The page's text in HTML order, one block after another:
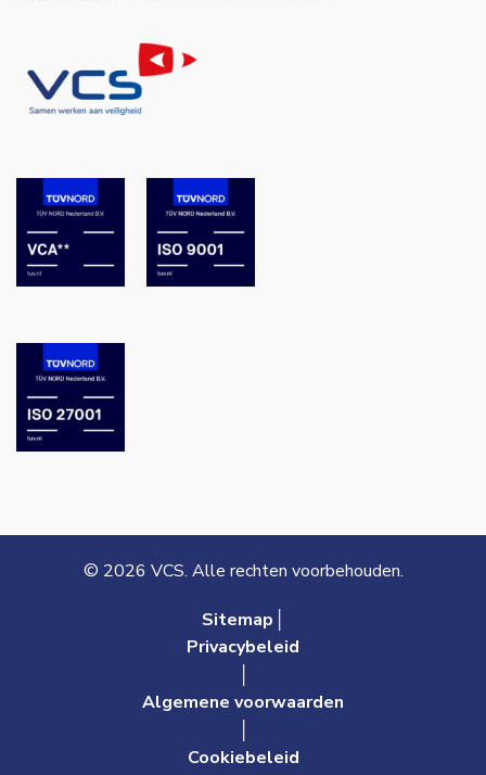
© 2026 VCS. Alle rechten voorbehouden.
Sitemap│
Privacybeleid
Algemene voorwaarden
Cookiebeleid